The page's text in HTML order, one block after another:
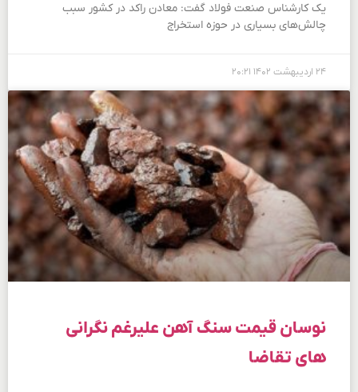
یک کارشناس صنعت فولاد گفت: معادن راکد در کشور سبب
چالش‌های بسیاری در حوزه استخراج
۲۴ اردیبهشت ۱۴۰۲ ۲۰:۲۱
نوسان قیمت سنگ آهن علیرغم نگرانی
های تقاضا